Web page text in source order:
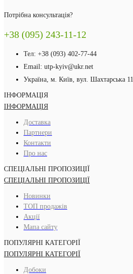
Потрібна консультація?
+38 (095) 243-11-12
Тел: +38 (093) 402-77-44
Email: utp-kyiv@ukr.net
Україна, м. Київ, вул. Шахтарська 11
ІНФОРМАЦІЯ
ІНФОРМАЦІЯ
Доставка
Партнери
Контакти
Про нас
СПЕЦІАЛЬНІ ПРОПОЗИЦІЇ
СПЕЦІАЛЬНІ ПРОПОЗИЦІЇ
Новинки
ТОП продажів
Акції
Мапа сайту
ПОПУЛЯРНІ КАТЕГОРІЇ
ПОПУЛЯРНІ КАТЕГОРІЇ
Добоки